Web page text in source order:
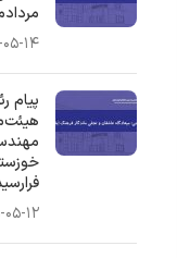
پیام
۱۴۰۵-